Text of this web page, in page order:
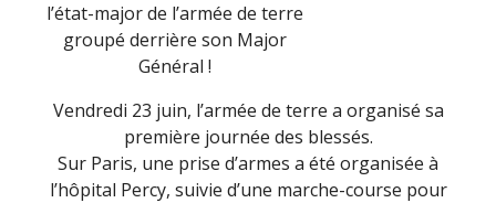
l’état-major de l’armée de terre
groupé derrière son Major
Général !
Vendredi 23 juin, l’armée de terre a organisé sa
première journée des blessés.
Sur Paris, une prise d’armes a été organisée à
l’hôpital Percy, suivie d’une marche-course pour